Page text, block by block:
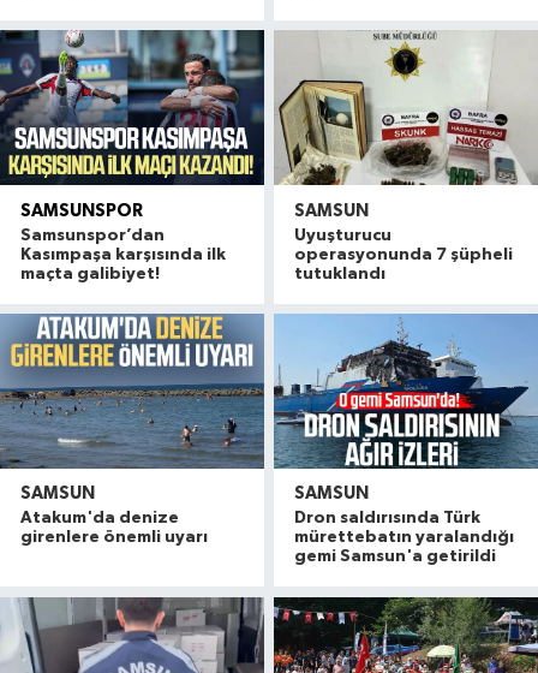
SAMSUNSPOR
Samsunspor’dan
Kasımpaşa karşısında ilk
maçta galibiyet!
SAMSUN
Uyuşturucu
operasyonunda 7 şüpheli
tutuklandı
SAMSUN
Atakum'da denize
girenlere önemli uyarı
SAMSUN
Dron saldırısında Türk
mürettebatın yaralandığı
gemi Samsun'a getirildi